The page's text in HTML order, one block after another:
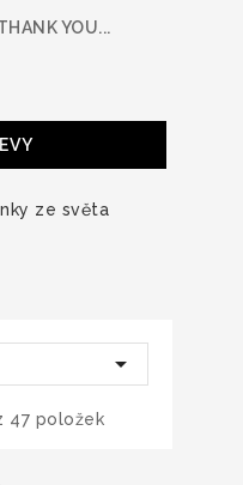
YOU...

47 položek